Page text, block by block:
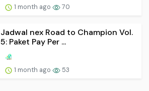
1 month ago 70
Jadwal nex Road to Champion Vol.
5: Paket Pay Per ...
1 month ago 53